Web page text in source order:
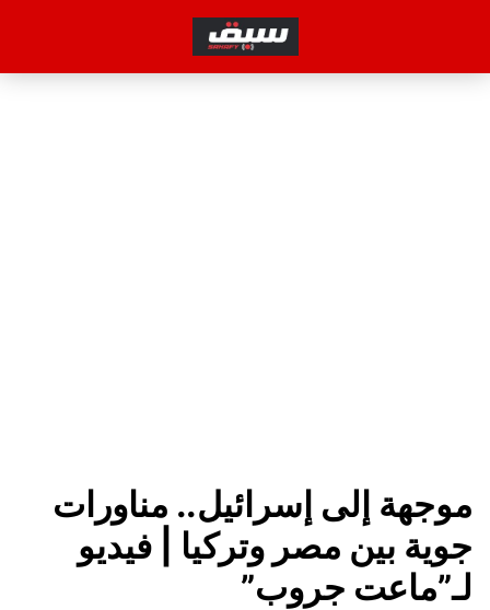
موجهة إلى إسرائيل.. مناورات
جوية بين مصر وتركيا | فيديو
لـ”ماعت جروب”